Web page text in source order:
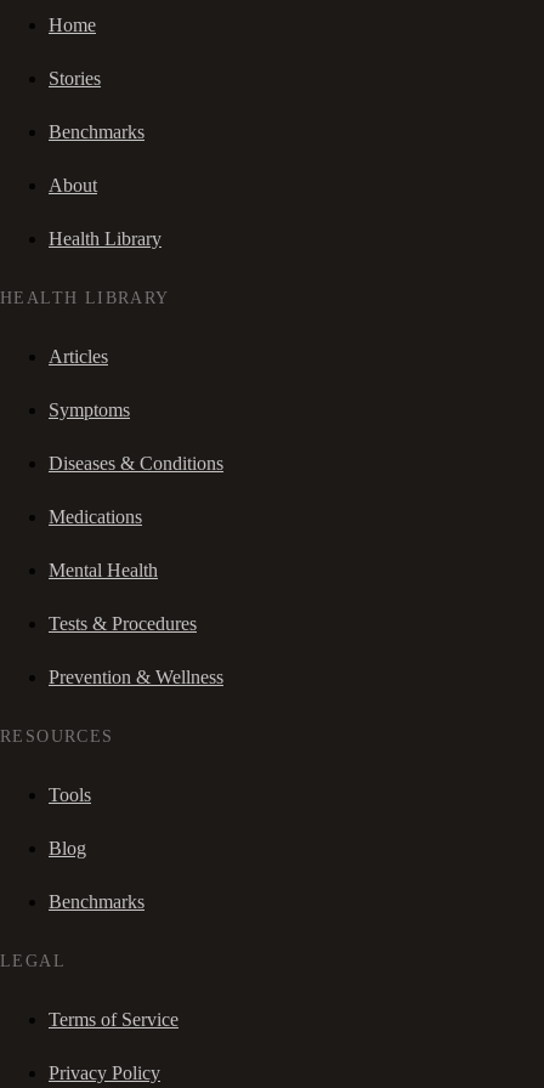
Home
Stories
Benchmarks
About
Health Library
HEALTH LIBRARY
Articles
Symptoms
Diseases & Conditions
Medications
Mental Health
Tests & Procedures
Prevention & Wellness
RESOURCES
Tools
Blog
Benchmarks
LEGAL
Terms of Service
Privacy Policy